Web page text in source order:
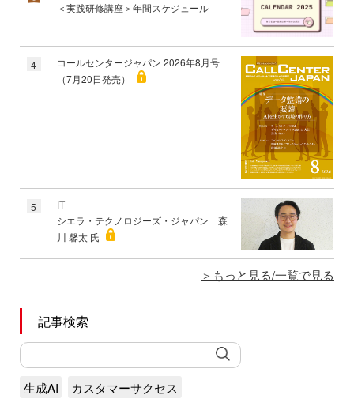
＜実践研修講座＞年間スケジュール
4
コールセンタージャパン 2026年8月号
（7月20日発売）
5
IT
シエラ・テクノロジーズ・ジャパン 森
川 馨太 氏
もっと見る/一覧で見る
記事検索
生成AI
カスタマーサクセス